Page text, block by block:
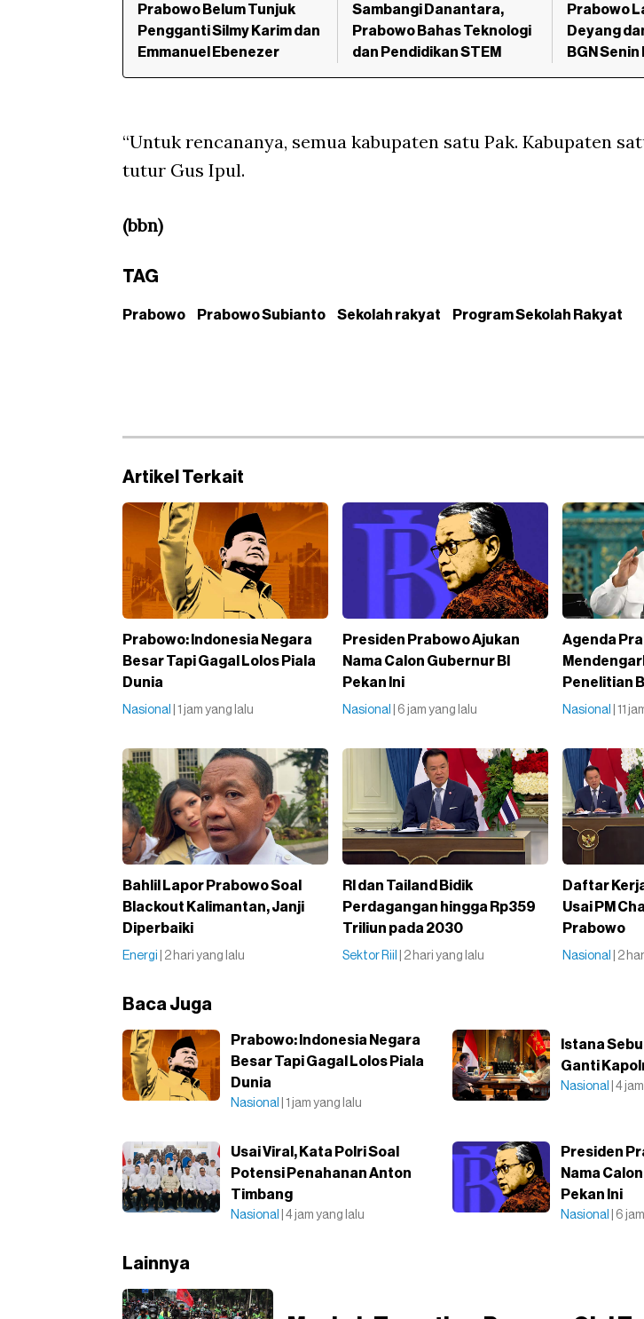
Prabowo Belum Tunjuk
Pengganti Silmy Karim dan
Emmanuel Ebenezer
Sambangi Danantara,
Prabowo Bahas Teknologi
dan Pendidikan STEM
Prabowo
Deyang
BGN Senin
“Untuk rencananya, semua kabupaten satu Pak. Kabupaten
tutur Gus Ipul.
(bbn)
TAG
Prabowo Prabowo Subianto Sekolah rakyat Program Sekolah Rakyat
Artikel Terkait
Prabowo: Indonesia Negara
Besar Tapi Gagal Lolos Piala
Dunia
Nasional | 1 jam yang lalu
Presiden Prabowo Ajukan
Nama Calon Gubernur BI
Pekan Ini
Nasional | 6 jam yang lalu
Agenda
Penelitian
Nasional | 11
Bahlil Lapor Prabowo Soal
Blackout Kalimantan, Janji
Diperbaiki
Energi | 2 hari yang lalu
RI dan Tailand Bidik
Perdagangan hingga Rp359
Triliun pada 2030
Sektor Riil | 2 hari yang lalu
Daftar
Usai PM
Prabowo
Nasional | 2
Baca Juga
Prabowo: Indonesia Negara
Besar Tapi Gagal Lolos Piala
Dunia
Nasional | 1 jam yang lalu
Istana
Ganti
Nasional | 4
Usai Viral, Kata Polri Soal
Potensi Penahanan Anton
Timbang
Nasional | 4 jam yang lalu
Presiden
Nama
Pekan Ini
Nasional | 6
Lainnya